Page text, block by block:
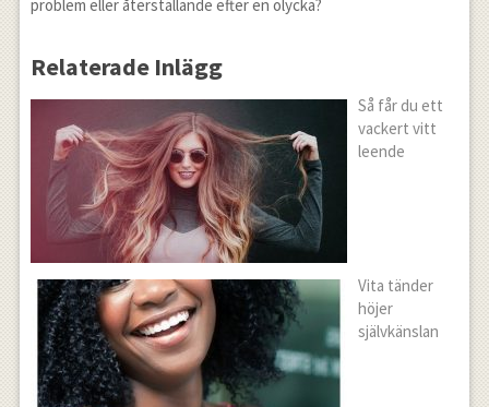
problem eller återställande efter en olycka?
Relaterade Inlägg
Så får du ett
vackert vitt
leende
Vita tänder
höjer
självkänslan